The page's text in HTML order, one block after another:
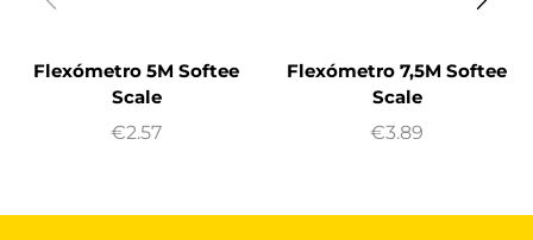
Flexómetro 5M Softee
Scale
€2.57
Flexómetro 7,5M Softee
Scale
€3.89